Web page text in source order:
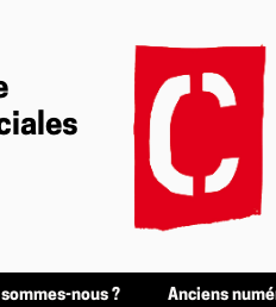
nous ? Anciens